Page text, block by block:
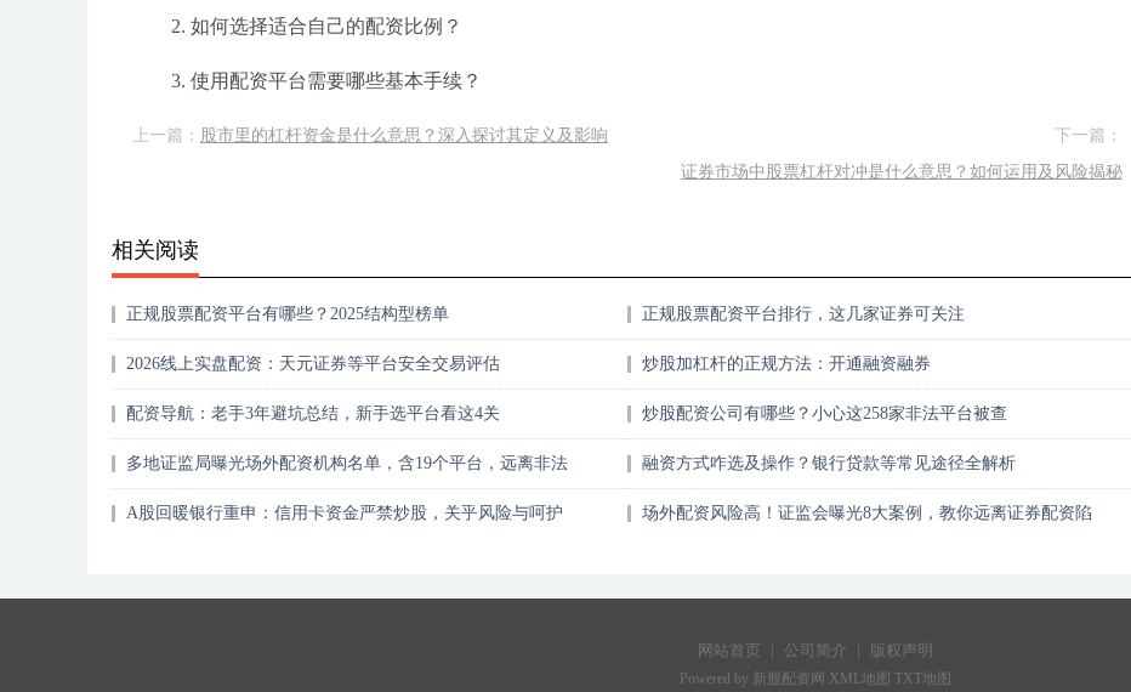
2. 如何选择适合自己的配资比例？
3. 使用配资平台需要哪些基本手续？
上一篇： 股市里的杠杆资金是什么意思？深入探讨其定义及影响
下一篇：
证券市场中股票杠杆对冲是什么意思？如何运用及风险揭秘
相关阅读
正规股票配资平台有哪些？2025结构型榜单 正规股票配资平台排行，这几家证券可关注
2026线上实盘配资：天元证券等平台安全交易评估 炒股加杠杆的正规方法：开通融资融券
配资导航：老手3年避坑总结，新手选平台看这4关 炒股配资公司有哪些？小心这258家非法平台被查
多地证监局曝光场外配资机构名单，含19个平台，远离非法
融资方式咋选及操作？银行贷款等常见途径全解析
A股回暖银行重申：信用卡资金严禁炒股，关乎风险与呵护
场外配资风险高！证监会曝光8大案例，教你远离证券配资陷
网站首页 | 公司简介 | 版权声明
Powered by 新股配资网 XML地图 TXT地图